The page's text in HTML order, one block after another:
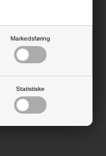
Markedsføring
Statistiske
Læs flere artikler...